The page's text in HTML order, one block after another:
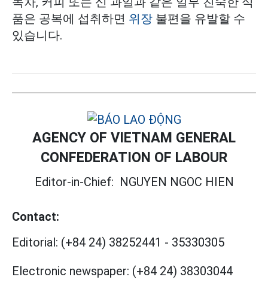
품은 공복에 섭취하면 위장 불편을 유발할 수
있습니다.
AGENCY OF VIETNAM GENERAL
CONFEDERATION OF LABOUR
Editor-in-Chief: NGUYEN NGOC HIEN
Contact:
Editorial: (+84 24) 38252441 - 35330305
Electronic newspaper: (+84 24) 38303044